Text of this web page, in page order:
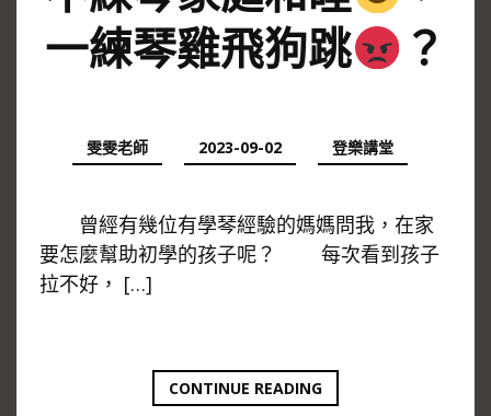
一練琴雞飛狗跳
？
雯雯老師 2023-09-02 登樂講堂
曾經有幾位有學琴經驗的媽媽問我，在家
要怎麼幫助初學的孩子呢？ 每次看到孩子
拉不好， […]
CONTINUE READING不
練